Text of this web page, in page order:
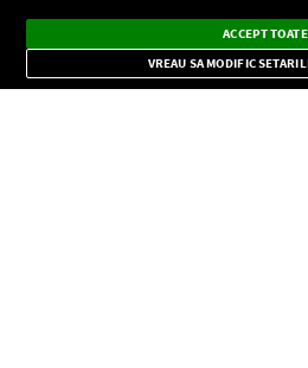
Dark
Mode
Radio live, podcasturi, știri și alerte
importante.
ACCEPT TOATE
VREAU SA MODIFIC